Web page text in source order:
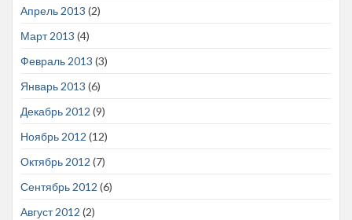
Апрель 2013 (2)
Март 2013 (4)
Февраль 2013 (3)
Январь 2013 (6)
Декабрь 2012 (9)
Ноябрь 2012 (12)
Октябрь 2012 (7)
Сентябрь 2012 (6)
Август 2012 (2)